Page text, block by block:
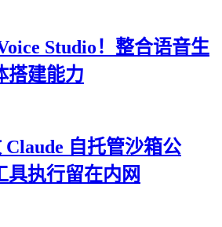
Studio！整合语音生
搭建能力
自托管沙箱公
具执行留在内网